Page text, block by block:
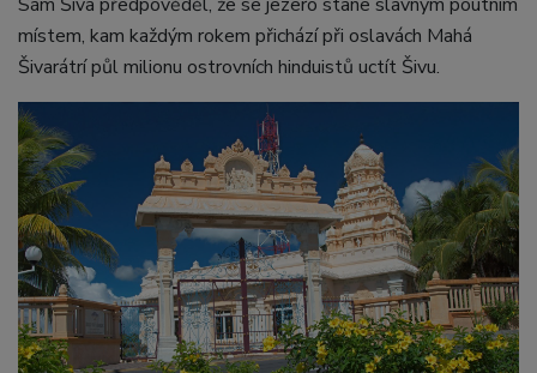
Sám Šiva předpověděl, že se jezero stane slavným poutním
místem, kam každým rokem přichází při oslavách Mahá
Šivarátrí půl milionu ostrovních hinduistů uctít Šivu.